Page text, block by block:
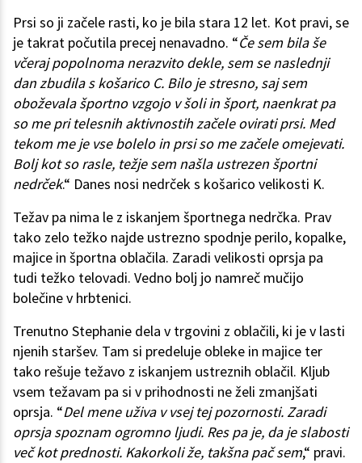
Prsi so ji začele rasti, ko je bila stara 12 let. Kot pravi, se
je takrat počutila precej nenavadno. “Če sem bila še
včeraj popolnoma nerazvito dekle, sem se naslednji
dan zbudila s košarico C. Bilo je stresno, saj sem
oboževala športno vzgojo v šoli in šport, naenkrat pa
so me pri telesnih aktivnostih začele ovirati prsi. Med
tekom me je vse bolelo in prsi so me začele omejevati.
Bolj kot so rasle, težje sem našla ustrezen športni
nedrček.“ Danes nosi nedrček s košarico velikosti K.
Težav pa nima le z iskanjem športnega nedrčka. Prav
tako zelo težko najde ustrezno spodnje perilo, kopalke,
majice in športna oblačila. Zaradi velikosti oprsja pa
tudi težko telovadi. Vedno bolj jo namreč mučijo
bolečine v hrbtenici.
Trenutno Stephanie dela v trgovini z oblačili, ki je v lasti
njenih staršev. Tam si predeluje obleke in majice ter
tako rešuje težavo z iskanjem ustreznih oblačil. Kljub
vsem težavam pa si v prihodnosti ne želi zmanjšati
oprsja. “Del mene uživa v vsej tej pozornosti. Zaradi
oprsja spoznam ogromno ljudi. Res pa je, da je slabosti
več kot prednosti. Kakorkoli že, takšna pač sem,“ pravi.